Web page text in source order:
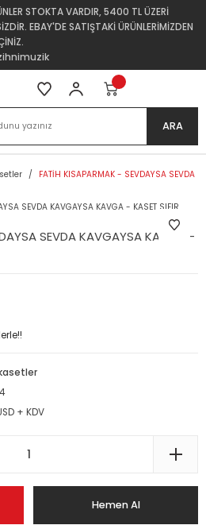
STOKTA VARDIR, 5400 TL ÜZERİ
EBAY'DE SATIŞTAKİ ÜRÜNLERİMİZDEN
ARA
FATİH KISAPARMAK - SEVDAYSA SEVDA
SEVDA KAVGAYSA KAVGA -
+ KDV
Hemen Al